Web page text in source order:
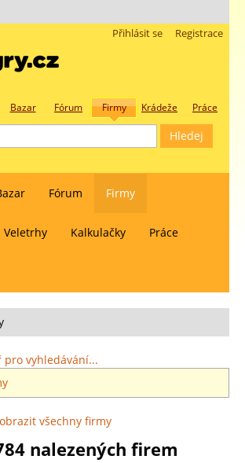
Registrace
Přihlásit se
Bazar Fórum Firmy Krádeže Práce
Fórum Firmy
Veletrhy Kalkulačky Práce
vyhledávání...
všechny firmy
nalezených firem